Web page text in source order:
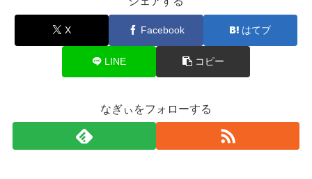
X Facebook はてブ
LINE コピー
なぎぃをフォローする